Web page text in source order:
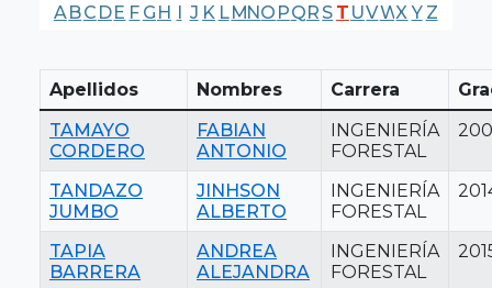
A BC DE F G H I J K LMNO PQR S T UVWX Y Z
Apellidos Nombres Carrera
TAMAYO
CORDERO
FABIAN
ANTONIO
INGENIERÍA
FORESTAL
TANDAZO
JUMBO
JINHSON
ALBERTO
INGENIERÍA
FORESTAL
TAPIA
BARRERA
ANDREA
ALEJANDRA
INGENIERÍA
FORESTAL